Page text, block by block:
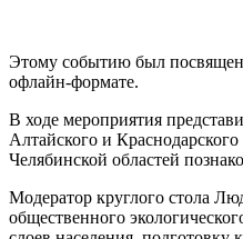
Этому событию был посвящен
офлайн-формате.
В ходе мероприятия
Алтайского и
Челябинской областей
Модератор круглого стола
общественного